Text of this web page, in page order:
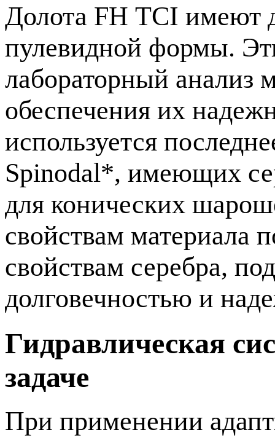
Долота FH TCI имеют
пулевидной формы.
лабораторный анализ
обеспечения их
используется
Spinodal*, имеющих
для конических
свойствам материала
свойствам серебра,
долговечностью и
Гидравлическая
задаче
При применении